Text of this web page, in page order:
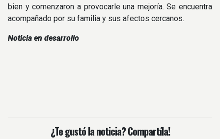
bien y comenzaron a provocarle una mejoría. Se encuentra
acompañado por su familia y sus afectos cercanos.
Noticia en desarrollo
¿Te gustó la noticia? Compartíla!